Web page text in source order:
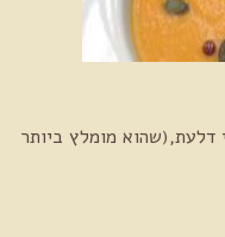
דלעת,(שהוא מומלץ ביותר